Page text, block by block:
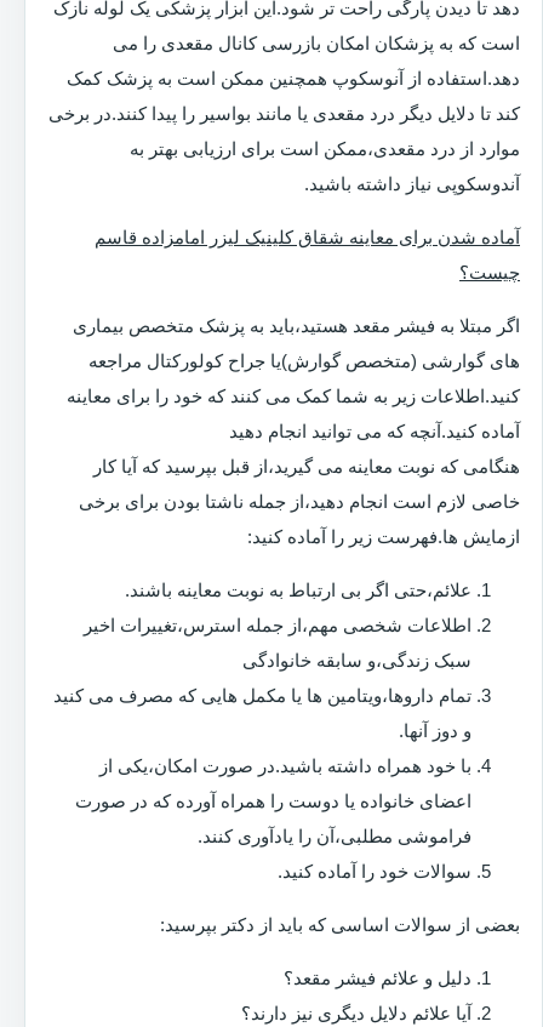
دهد تا دیدن پارگی راحت تر شود.این ابزار پزشکی یک لوله نازک
است که به پزشکان امکان بازرسی کانال مقعدی را می
دهد.استفاده از آنوسکوپ همچنین ممکن است به پزشک کمک
کند تا دلایل دیگر درد مقعدی یا مانند بواسیر را پیدا کنند.در برخی
موارد از درد مقعدی،ممکن است برای ارزیابی بهتر به
آندوسکوپی نیاز داشته باشید.
آماده شدن برای معاینه شقاق کلینیک لیزر امامزاده قاسم
چیست؟
اگر مبتلا به فیشر مقعد هستید،باید به پزشک متخصص بیماری
های گوارشی (متخصص گوارش)یا جراح کولورکتال مراجعه
کنید.اطلاعات زیر به شما کمک می کنند که خود را برای معاینه
آماده کنید.آنچه که می توانید انجام دهید
هنگامی که نوبت معاینه می گیرید،از قبل بپرسید که آیا کار
خاصی لازم است انجام دهید،از جمله ناشتا بودن برای برخی
ازمایش ها.فهرست زیر را آماده کنید:
علائم،حتی اگر بی ارتباط به نوبت معاینه باشند.
اطلاعات شخصی مهم،از جمله استرس،تغییرات اخیر
سبک زندگی،و سابقه خانوادگی
تمام داروها،ویتامین ها یا مکمل هایی که مصرف می کنید
و دوز آنها.
با خود همراه داشته باشید.در صورت امکان،یکی از
اعضای خانواده یا دوست را همراه آورده که در صورت
فراموشی مطلبی،آن را یادآوری کنند.
سوالات خود را آماده کنید.
بعضی از سوالات اساسی که باید از دکتر بپرسید:
دلیل و علائم فیشر مقعد؟
آیا علائم دلایل دیگری نیز دارند؟